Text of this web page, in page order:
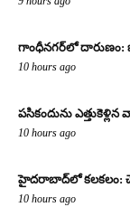
గాంధీనగర్‌లో దారుణం:
10 hours ago
పసికందును
10 hours ago
హైదరాబాద్‌లో కలకలం:
10 hours ago